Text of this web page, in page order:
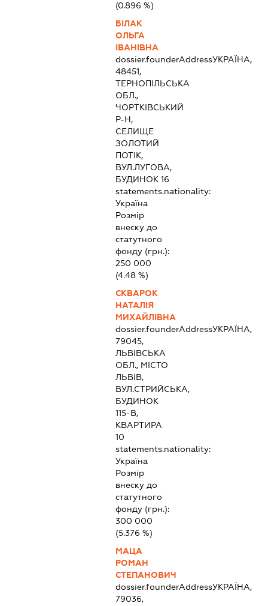
(0.896 %)
БІЛАК
ОЛЬГА
ІВАНІВНА
dossier.founderAddressУКРАЇНА,
48451,
ТЕРНОПІЛЬСЬКА
ОБЛ.,
ЧОРТКІВСЬКИЙ
Р-Н,
СЕЛИЩЕ
ЗОЛОТИЙ
ПОТІК,
ВУЛ.ЛУГОВА,
БУДИНОК 16
statements.nationality:
Україна
Розмір
внеску до
статутного
фонду (грн.):
250 000
(4.48 %)
СКВАРОК
НАТАЛІЯ
МИХАЙЛІВНА
dossier.founderAddressУКРАЇНА,
79045,
ЛЬВІВСЬКА
ОБЛ., МІСТО
ЛЬВІВ,
ВУЛ.СТРИЙСЬКА,
БУДИНОК
115-В,
КВАРТИРА
10
statements.nationality:
Україна
Розмір
внеску до
статутного
фонду (грн.):
300 000
(5.376 %)
МАЦА
РОМАН
СТЕПАНОВИЧ
dossier.founderAddressУКРАЇНА,
79036,